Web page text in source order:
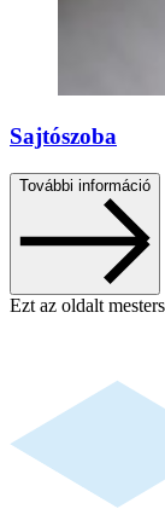
Sajtószoba
További információ
Ezt az oldalt